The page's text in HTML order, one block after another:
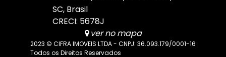
SC, Brasil
CRECI: 5678J
ver no mapa
2023 © CIFRA IMOVEIS LTDA - CNPJ: 36.093.179/0001-16
Todos os Direitos Reservados